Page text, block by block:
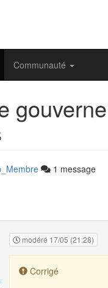
Communauté
1 message
modéré 17/05 (21:28)
Corrigé